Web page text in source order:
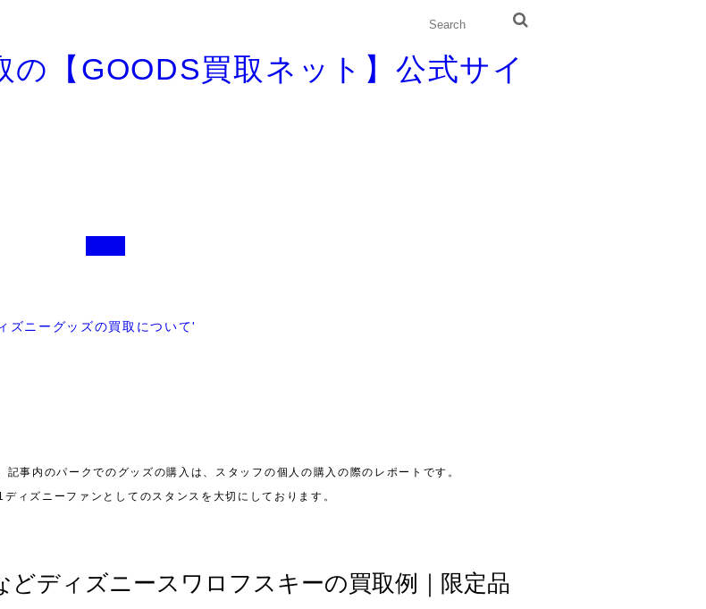
事内のパークでのグッズの購入は、スタッフの個人の購入の際のレポートです。
ィズニーファンとしてのスタンスを大切にしております。
ディズニースワロフスキーの買取例｜限定品